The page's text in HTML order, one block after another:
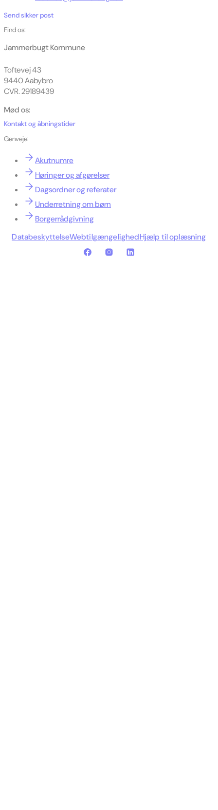
Send sikker post
Find os:
Jammerbugt Kommune
Toftevej 43
9440 Aabybro
CVR. 29189439
Mød os:
Kontakt og åbningstider
Genveje:
Akutnumre
Høringer og afgørelser
Dagsordner og referater
Underretning om børn
Borgerrådgivning
DatabeskyttelseWebtilgængelighedHjælp til oplæsning